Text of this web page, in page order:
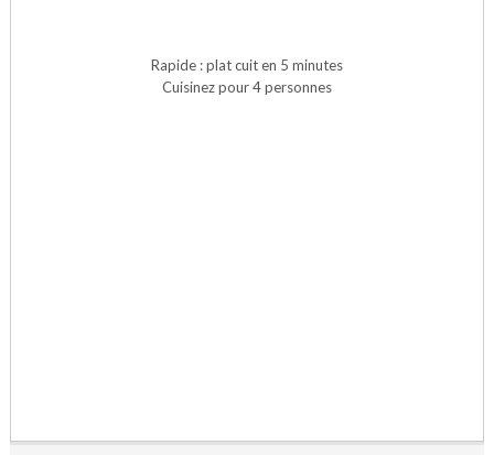
Rapide : plat cuit en 5 minutes
Cuisinez pour 4 personnes